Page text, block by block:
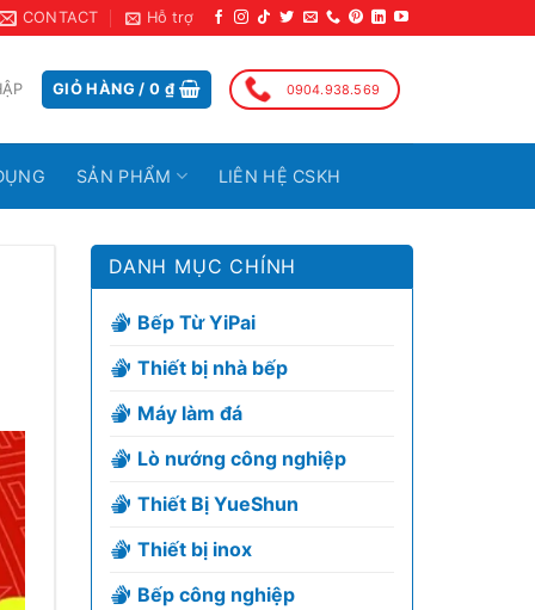
CONTACT Hỗ trợ
GIỎ HÀNG /0 ₫ 0904.938.569
SẢN PHẨM LIÊN HỆ CSKH
DANH MỤC CHÍNH
Bếp Từ YiPai
Thiết bị nhà bếp
Máy làm đá
Lò nướng công nghiệp
Thiết Bị YueShun
Thiết bị inox
Bếp công nghiệp